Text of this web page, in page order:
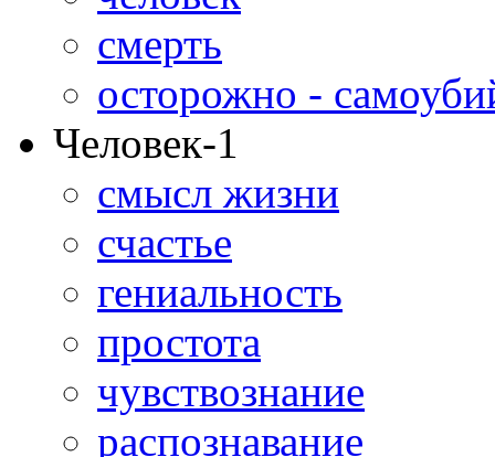
смерть
осторожно -
Человек-1
смысл жизни
счастье
гениальность
простота
чувствознание
распознавание